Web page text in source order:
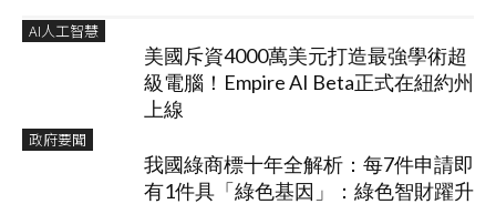
AI人工智慧
美國斥資4000萬美元打造最強學術超
級電腦！Empire AI Beta正式在紐約州
上線
政府要聞
我國綠商標十年全解析：每7件申請即
有1件具「綠色基因」：綠色智財躍升